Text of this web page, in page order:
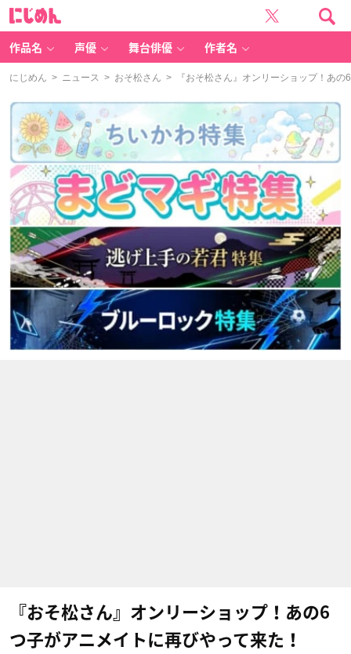
作品名 声優 舞台俳優 作者名
にじめん > ニュース > おそ松さん > 『おそ松さん』オンリーショップ！​あの
『おそ松さん』オンリーショップ！​あの6
つ子がアニメイトに再びやって来た！